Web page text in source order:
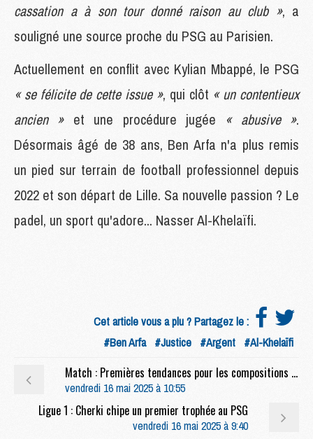
cassation a à son tour donné raison au club », a
souligné une source proche du PSG au Parisien.
Actuellement en conflit avec Kylian Mbappé, le PSG
« se félicite de cette issue », qui clôt « un contentieux
ancien »et une procédure jugée « abusive ».
Désormais âgé de 38 ans, Ben Arfa n'a plus remis
un pied sur terrain de football professionnel depuis
2022 et son départ de Lille. Sa nouvelle passion ? Le
padel, un sport qu'adore... Nasser Al-Khelaïfi.
Cet article vous a plu ? Partagez le :
#Ben Arfa #Justice #Argent #Al-Khelaïfi
Match : Premières tendances pour les compositions de PSG/Auxerre
vendredi 16 mai 2025 à 10:55
Ligue 1 : Cherki chipe un premier trophée au PSG
vendredi 16 mai 2025 à 9:40